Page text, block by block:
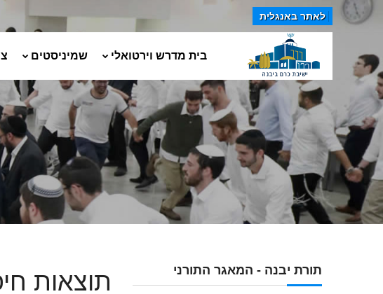
לאתר באנגלית
בית מדרש וירטואלי שמיניסטים
תורת יבנה - המאגר התורני תוצאות